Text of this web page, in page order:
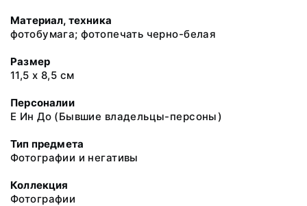
Материал, техника
фотобумага; фотопечать черно-белая
Размер
11,5 х 8,5 см
Персоналии
Е Ин До (Бывшие владельцы-персоны)
Тип предмета
Фотографии и негативы
Коллекция
Фотографии